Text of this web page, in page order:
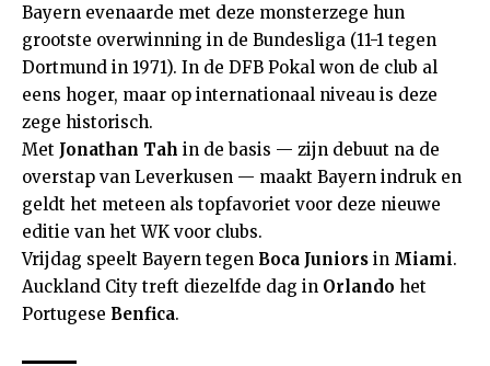
Bayern evenaarde met deze monsterzege hun
grootste overwinning in de Bundesliga (11-1 tegen
Dortmund in 1971). In de DFB Pokal won de club al
eens hoger, maar op internationaal niveau is deze
zege historisch.
Met Jonathan Tah in de basis — zijn debuut na de
overstap van Leverkusen — maakt Bayern indruk en
geldt het meteen als topfavoriet voor deze nieuwe
editie van het WK voor clubs.
Vrijdag speelt Bayern tegen Boca Juniors in Miami.
Auckland City treft diezelfde dag in Orlando het
Portugese Benfica.